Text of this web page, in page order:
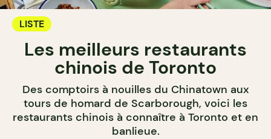
LISTE
Les meilleurs restaurants
chinois de Toronto
Des comptoirs à nouilles du Chinatown aux
tours de homard de Scarborough, voici les
restaurants chinois à connaître à Toronto et en
banlieue.